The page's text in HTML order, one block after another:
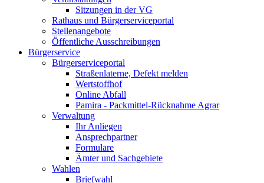
Sitzungen in der VG
Rathaus und Bürgerserviceportal
Stellenangebote
Öffentliche Ausschreibungen
Bürgerservice
Bürgerserviceportal
Straßenlaterne, Defekt melden
Wertstoffhof
Online Abfall
Pamira - Packmittel-Rücknahme Agrar
Verwaltung
Ihr Anliegen
Ansprechpartner
Formulare
Ämter und Sachgebiete
Wahlen
Briefwahl